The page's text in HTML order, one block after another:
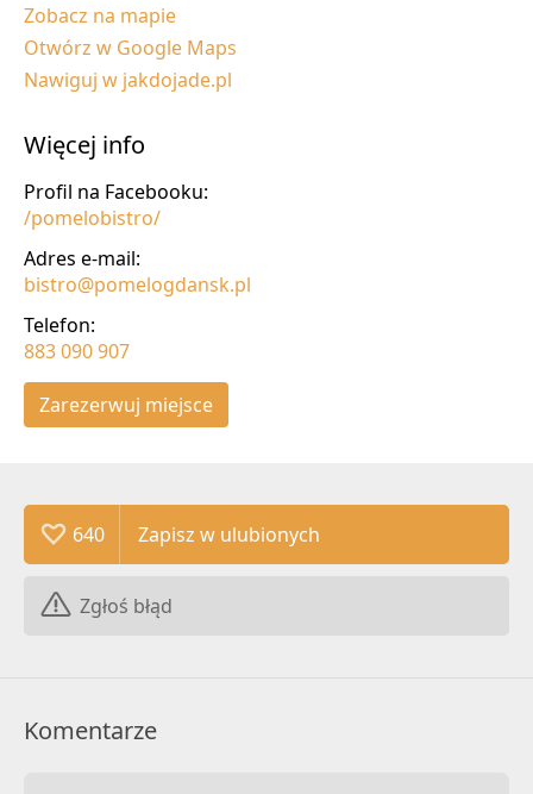
Zobacz na mapie
Otwórz w Google Maps
Nawiguj w jakdojade.pl
Więcej info
Profil na Facebooku:
/pomelobistro/
Adres e-mail:
bistro@pomelogdansk.pl
Telefon:
883 090 907
Zarezerwuj miejsce
640
Zgłoś błąd
Komentarze